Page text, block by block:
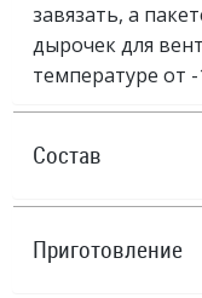
завязать, а
дырочек для
температуре от -
Состав
Приготовление